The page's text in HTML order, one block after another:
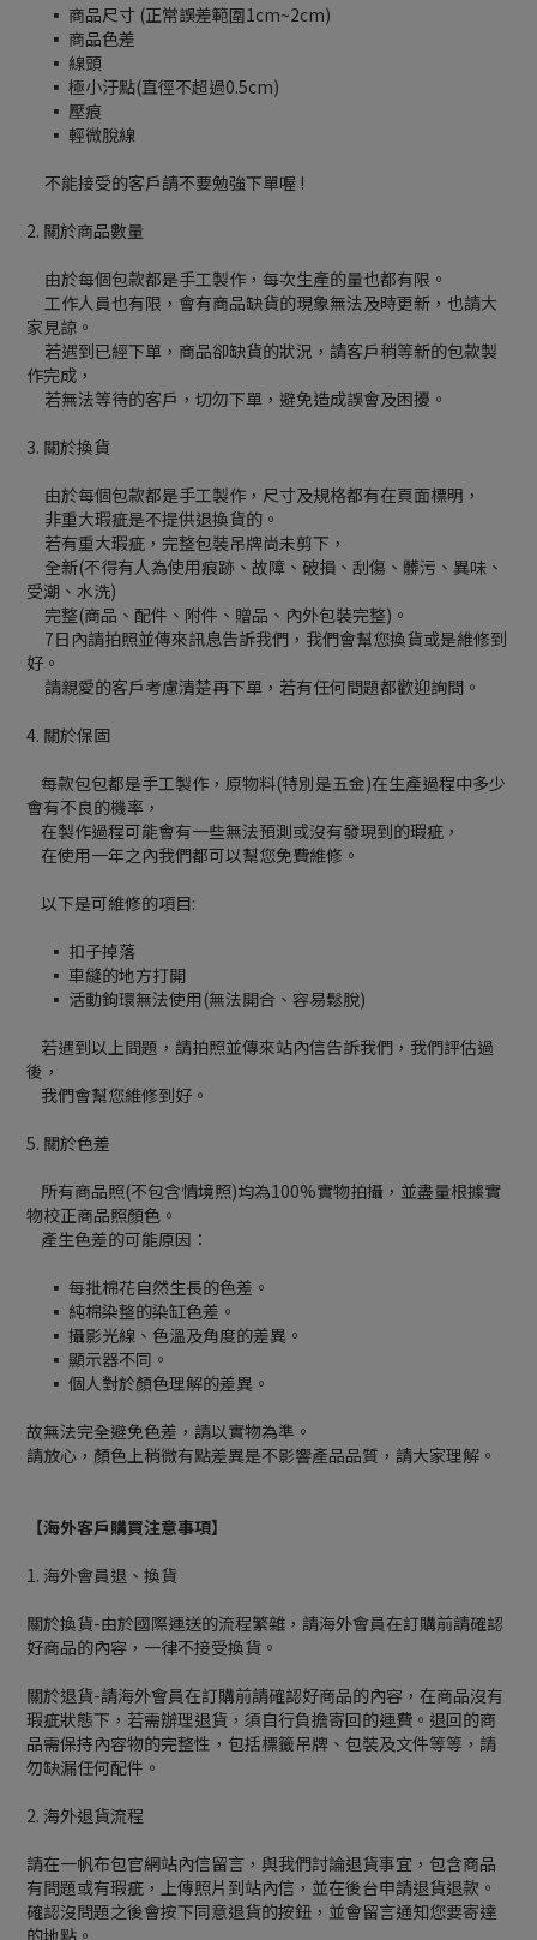
▪ 商品尺寸 (正常誤差範圍1cm~2cm)
▪ 商品色差
▪ 線頭
▪ 極小汙點(直徑不超過0.5cm)
▪ 壓痕
▪ 輕微脫線
不能接受的客戶請不要勉強下單喔 !
2. 關於商品數量
由於每個包款都是手工製作，每次生產的量也都有限。
工作人員也有限，會有商品缺貨的現象無法及時更新，也請大
家見諒。
若遇到已經下單，商品卻缺貨的狀況，請客戶稍等新的包款製
作完成，
若無法等待的客戶，切勿下單，避免造成誤會及困擾。
3. 關於換貨
由於每個包款都是手工製作，尺寸及規格都有在頁面標明，
非重大瑕疵是不提供退換貨的。
若有重大瑕疵，完整包裝吊牌尚未剪下，
全新(不得有人為使用痕跡、故障、破損、刮傷、髒污、異味、
受潮、水洗)
完整(商品、配件、附件、贈品、內外包裝完整)。
7日內請拍照並傳來訊息告訴我們，我們會幫您換貨或是維修到
好。
請親愛的客戶考慮清楚再下單，若有任何問題都歡迎詢問。
4. 關於保固
每款包包都是手工製作，原物料(特別是五金)在生產過程中多少
會有不良的機率，
在製作過程可能會有一些無法預測或沒有發現到的瑕疵，
在使用一年之內我們都可以幫您免費維修。
以下是可維修的項目:
▪ 扣子掉落
▪ 車縫的地方打開
▪ 活動鉤環無法使用(無法開合、容易鬆脫)
若遇到以上問題，請拍照並傳來站內信告訴我們，我們評估過
後，
我們會幫您維修到好。
5. 關於色差
所有商品照(不包含情境照)均為100%實物拍攝，並盡量根據實
物校正商品照顏色。
產生色差的可能原因：
▪ 每批棉花自然生長的色差。
▪ 純棉染整的染缸色差。
▪ 攝影光線、色溫及角度的差異。
▪ 顯示器不同。
▪ 個人對於顏色理解的差異。
故無法完全避免色差，請以實物為準。
請放心，顏色上稍微有點差異是不影響產品品質，請大家理解。
【海外客戶購買注意事項】
1. 海外會員退、換貨
關於換貨-由於國際運送的流程繁雜，請海外會員在訂購前請確認
好商品的內容，一律不接受換貨。
關於退貨-請海外會員在訂購前請確認好商品的內容，在商品沒有
瑕疵狀態下，若需辦理退貨，須自行負擔寄回的運費。退回的商
品需保持內容物的完整性，包括標籤吊牌、包裝及文件等等，請
勿缺漏任何配件。
2. 海外退貨流程
請在一帆布包官網站內信留言，與我們討論退貨事宜，包含商品
有問題或有瑕疵，上傳照片到站內信，並在後台申請退貨退款。
確認沒問題之後會按下同意退貨的按鈕，並會留言通知您要寄達
的地點。